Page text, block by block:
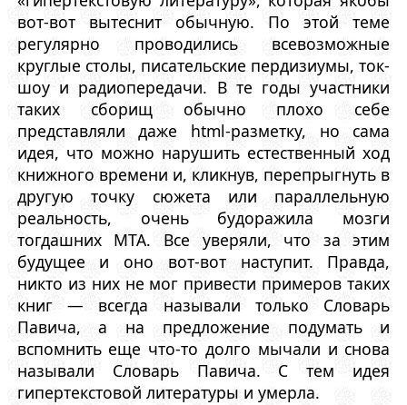
вот-вот вытеснит обычную. По этой теме
регулярно проводились всевозможные
круглые столы, писательские пердизиумы, ток-
шоу и радиопередачи. В те годы участники
таких сборищ обычно плохо себе
представляли даже html-разметку, но сама
идея, что можно нарушить естественный ход
книжного времени и, кликнув, перепрыгнуть в
другую точку сюжета или параллельную
реальность, очень будоражила мозги
тогдашних МТА. Все уверяли, что за этим
будущее и оно вот-вот наступит. Правда,
никто из них не мог привести примеров таких
книг — всегда называли только Словарь
Павича, а на предложение подумать и
вспомнить еще что-то долго мычали и снова
называли Словарь Павича. С тем идея
гипертекстовой литературы и умерла.